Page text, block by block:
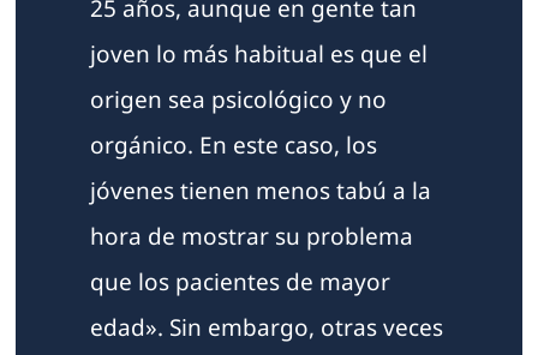
25 años, aunque en gente tan
joven lo más habitual es que el
origen sea psicológico y no
orgánico. En este caso, los
jóvenes tienen menos tabú a la
hora de mostrar su problema
que los pacientes de mayor
edad». Sin embargo, otras veces